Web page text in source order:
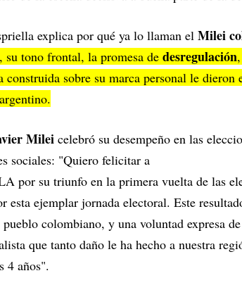
explica por qué ya lo llaman el Milei
tono frontal, la promesa de desregulación
construida sobre su marca personal le dieron
Milei celebró su desempeño en las
sociales: "Quiero felicitar a
por su triunfo en la primera vuelta de las
esta ejemplar jornada electoral. Este
colombiano, y una voluntad expresa
que tanto daño le ha hecho a nuestra
4 años".